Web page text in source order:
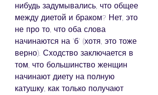
нибудь задумывались, что общее
между диетой и браком? Нет, это
не про то, что оба слова
начинаются на 'б' (хотя, это тоже
верно). Сходство заключается в
том, что большинство женщин
начинают диету на полную
катушку, как только получают